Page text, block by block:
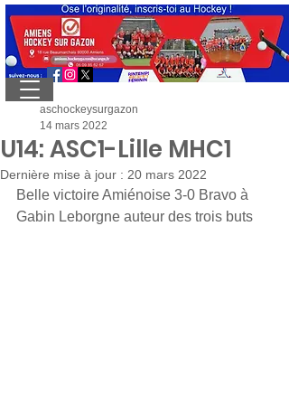
U14: ASC1-Lille MHC1
aschockeysurgazon
14 mars 2022
Dernière mise à jour : 20 mars 2022
Belle victoire Amiénoise 3-0 Bravo à
Gabin Leborgne auteur des trois buts